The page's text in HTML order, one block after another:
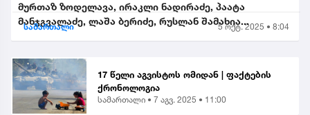
მურთაზ ზოდელავა, ირაკლი ნადირაძე, პაატა
მანჯგვალაძე, ლაშა ბერიძე, რუსლან შამახია...
სამართალი 5 ოქტ. 2025 • 8:04
17 წელი აგვისტოს ომიდან | ფაქტების
ქრონოლოგია
სამართალი • 7 აგვ. 2025 • 11:00